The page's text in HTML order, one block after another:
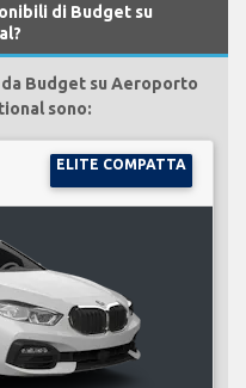
di Budget su
Budget su Aeroporto
sono:
ELITE COMPATTA